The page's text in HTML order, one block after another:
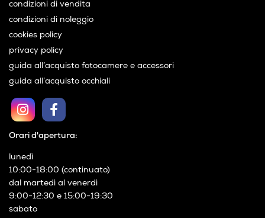
Orari d'apertura:
lunedì
10:00-18:00 (continuato)
dal martedì al venerdì
9:00-12:30 e 15:00-19:30
sabato
condizioni di vendita
condizioni di noleggio
cookies policy
privacy policy
guida all’acquisto fotocamere e accessori
guida all’acquisto occhiali